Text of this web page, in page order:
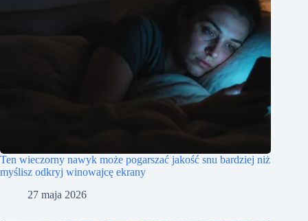
Ten wieczorny nawyk może pogarszać jakość snu bardziej niż
myślisz odkryj winowajcę ekrany
27 maja 2026